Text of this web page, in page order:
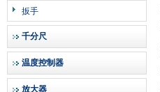
扳手
千分尺
温度控制器
放大器